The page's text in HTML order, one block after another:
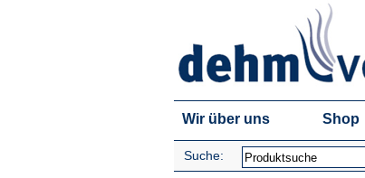
Wir über uns Shop
Suche: